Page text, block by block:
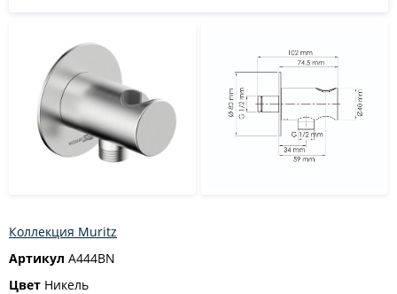
Коллекция Muritz
Артикул A444BN
Цвет Никель